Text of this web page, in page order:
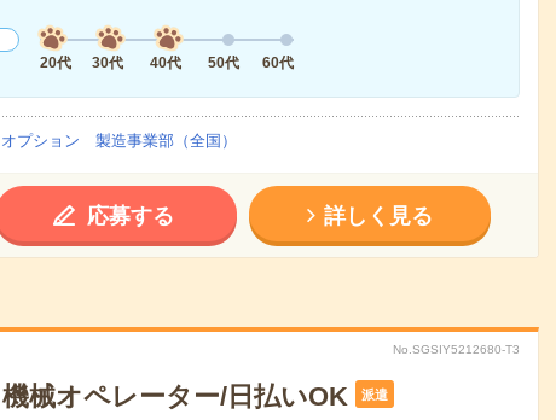
20代
30代 40代 50代 60代
プション 製造事業部（全国）
応募する 詳しく見る
No.SGSIY5212680-T3
機械オペレーター/日払いOK 派遣